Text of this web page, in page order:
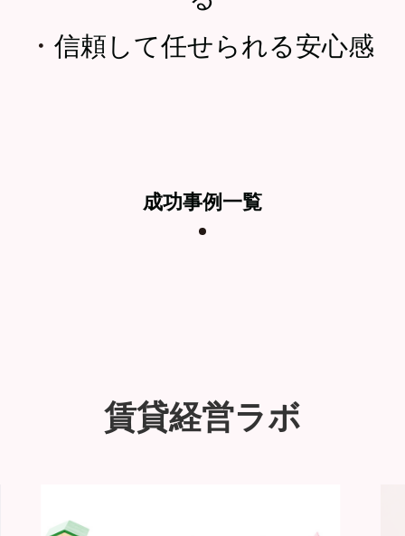
・ 信頼して任せられる安心感
成功事例一覧
賃貸経営ラボ